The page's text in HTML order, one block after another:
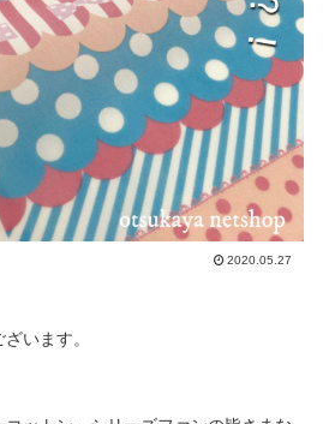
2020.05.27
います。